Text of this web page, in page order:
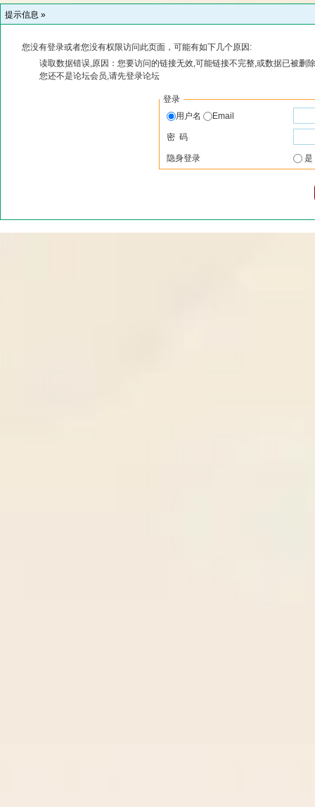
提示信息 »
您没有登录或者您没有权限访问此页面，可能有如下几个原因:
读取数据错误,原因：您要访问的链接无效,可能链接不完整,或数据已被删
您还不是论坛会员,请先登录论坛
登录
用户名
Email
密 码
隐身登录